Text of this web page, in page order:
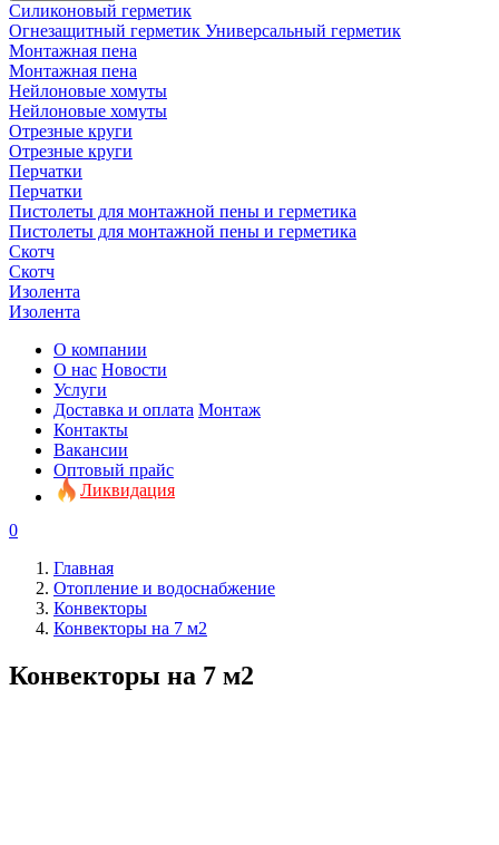
Силиконовый герметик
Огнезащитный герметик Универсальный герметик
Монтажная пена
Монтажная пена
Нейлоновые хомуты
Нейлоновые хомуты
Отрезные круги
Отрезные круги
Перчатки
Перчатки
Пистолеты для монтажной пены и герметика
Пистолеты для монтажной пены и герметика
Скотч
Скотч
Изолента
Изолента
О компании
О нас Новости
Услуги
Доставка и оплата Монтаж
Контакты
Вакансии
Оптовый прайс
Ликвидация
0
Главная
Отопление и водоснабжение
Конвекторы
Конвекторы на 7 м2
Конвекторы на 7 м2